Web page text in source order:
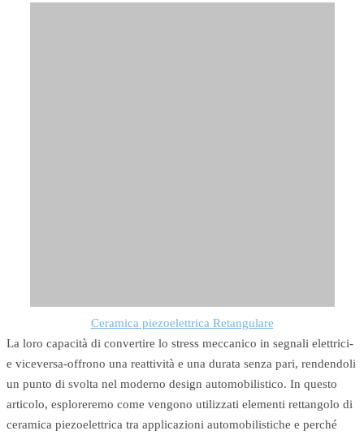
Ceramica piezoelettrica Retangulare
La loro capacità di convertire lo stress meccanico in segnali elettrici-
e viceversa-offrono una reattività e una durata senza pari, rendendoli
un punto di svolta nel moderno design automobilistico. In questo
articolo, esploreremo come vengono utilizzati elementi rettangolo di
ceramica piezoelettrica tra applicazioni automobilistiche e perché